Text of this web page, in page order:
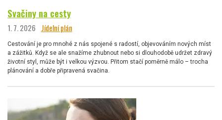
Svačiny na cesty
1. 7. 2026 Jídelní plán
Cestování je pro mnohé z nás spojené s radostí, objevováním nových míst
a zážitků. Když se ale snažíme zhubnout nebo si dlouhodobě udržet zdravý
životní styl, může být i velkou výzvou. Přitom stačí poměrně málo – trocha
plánování a dobře připravená svačina.